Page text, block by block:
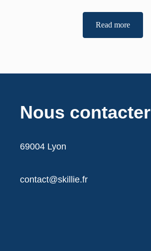
Read more
Nous contacter
69004 Lyon
contact@skillie.fr